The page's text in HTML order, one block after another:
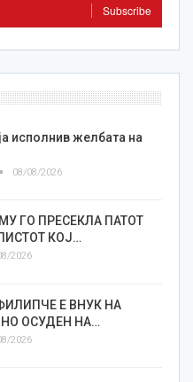
Subscribe
исполнив желбата на
08/08/2026
МУ ГО ПРЕСЕКЛА ПАТОТ
КОЈ…
2026
Е ВНУК НА
ОСУДЕН НА…
2026